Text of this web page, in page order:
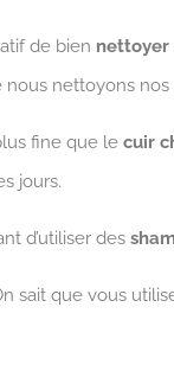
de bien nettoyer
nettoyons nos
fine que le cuir
jours.
d’utiliser des
sait que vous